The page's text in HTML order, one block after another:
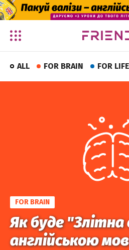
ALL FOR BRAIN FOR LIFE
FOR BRAIN
Як буде "Злітна
англійською